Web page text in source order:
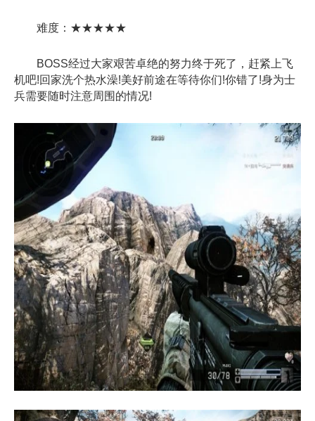
难度：★★★★★
BOSS经过大家艰苦卓绝的努力终于死了，赶紧上飞
机吧!回家洗个热水澡!美好前途在等待你们!你错了!身为士
兵需要随时注意周围的情况!